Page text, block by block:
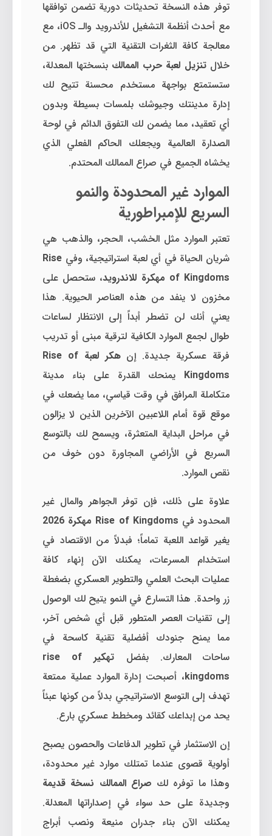
توفر هذه النسخة تحديثات دورية تضمن توافقها
مع أحدث أنظمة التشغيل للأندرويد والـ iOS، مع
معالجة كافة الثغرات التقنية التي قد تظهر. من
خلالتنزيل لعبة حرب الممالك بنسختها المعدلة،
ستستمتع بواجهة مستخدم محسنة تتيح لك
إدارة مدينتك وجيوشك بلمسات بسيطة وبدون
أي تعقيد، مما يضمن لك التفوق الدائم في لوحة
الصدارة العالمية ويجعلك الحاكم الفعلي الذي
يخشاه الجميع في صراع الممالك المحتدم.
الموارد غير المحدودة والنمو
السريع للإمبراطورية
تعتبر الموارد مثل الخشب، الحجر، والذهب هي
شريان الحياة في أي لعبة استراتيجية، وفي Rise
of Kingdoms مهكرة للاندرويد
، ستحصل على
مخزون لا ينفد من هذه العناصر الحيوية. هذا
يعني أنك لن تضطر أبداً إلى الانتظار لساعات
طوال لجمع الموارد الكافية لترقية مبنى أو تدريب
فرقة عسكرية جديدة. إن
هكر لعبة Rise of
Kingdoms يمنحك القدرة على بناء مدينة
متكاملة المرافق في وقت قياسي، مما يضعك في
موقع قوة أمام اللاعبين الآخرين الذين لا يزالون
في مراحل البداية المتعثرة، ويسمح لك بالتوسع
السريع في الأراضي المجاورة دون خوف من
نقص الموارد.
علاوة على ذلك، فإن توفر الجواهر والمال غير
المحدود في Rise of Kingdoms مهكرة 2026
يغير قواعد اللعبة تماماً؛ فبدلاً من الاقتصاد في
استخدام المسرعات، يمكنك الآن إنهاء كافة
عمليات البحث العلمي والتطوير العسكري بضغطة
زر واحدة. هذا التسارع في النمو يتيح لك الوصول
إلى تقنيات العصر المتطور قبل أي شخص آخر،
مما يمنح جنودك أفضلية تقنية كاسحة في
ساحات المعارك. بفضل
تهكير rise of
kingdoms، أصبحت إدارة الموارد عملية ممتعة
تهدف إلى التوسع الاستراتيجي بدلاً من كونها عبئاً
يحد من إبداعك كقائد ومخطط عسكري بارع.
إن الاستثمار في تطوير الدفاعات والحصون يصبح
أولوية قصوى عندما تمتلك موارد غير محدودة،
وهذا ما توفره لك صراع الممالك نسخة قديمة
وجديدة على حد سواء في إصداراتها المعدلة.
يمكنك الآن بناء جدران منيعة ونصب أبراج